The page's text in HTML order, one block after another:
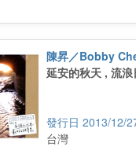
陳昇／Bobby
延安的秋天 , 流
2013/12/
台灣